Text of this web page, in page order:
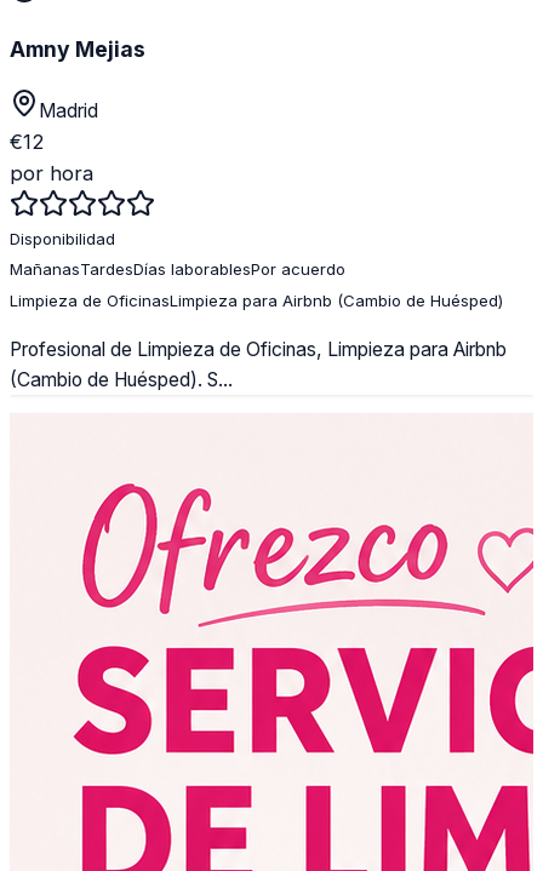
Amny Mejias
Madrid
€12
por hora
Disponibilidad
MañanasTardesDías laborablesPor acuerdo
Limpieza de OficinasLimpieza para Airbnb (Cambio de Huésped)
Profesional de Limpieza de Oficinas, Limpieza para Airbnb
(Cambio de Huésped). S...